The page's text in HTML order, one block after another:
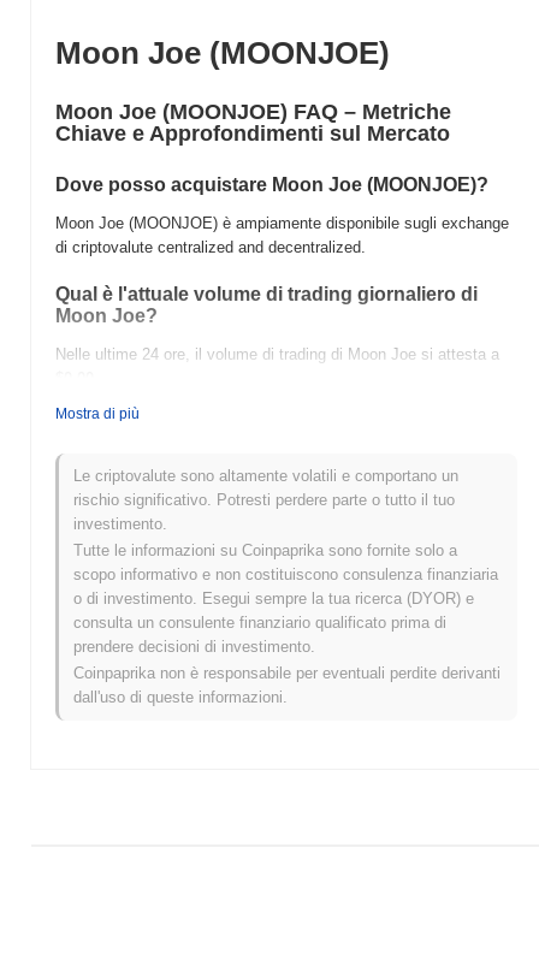
Moon Joe (MOONJOE)
Moon Joe (MOONJOE) FAQ – Metriche
Chiave e Approfondimenti sul Mercato
Dove posso acquistare Moon Joe (MOONJOE)?
Moon Joe (MOONJOE) è ampiamente disponibile sugli exchange
di criptovalute centralized and decentralized.
Qual è l'attuale volume di trading giornaliero di
Moon Joe?
Nelle ultime 24 ore, il volume di trading di Moon Joe si attesta a
Qual è lo storico della fascia di prezzo di Moon
Massimo Storico (ATH):$0.00000228
Minimo Storico (ATL): $0.00
Moon Joe è attualmente scambiato~1.00%al di sotto del suo
ATH .
Come si sta comportando Moon Joe rispetto al
mercato crypto più ampio?
Negli ultimi 7 giorni, Moon Joe ha guadagnato
mercato crypto complessivo che ha registrato un calo del
Mostra di più
Le criptovalute sono altamente volatili e comportano un
rischio significativo. Potresti perdere parte o tutto il tuo
investimento.
Tutte le informazioni su Coinpaprika sono fornite solo a
scopo informativo e non costituiscono consulenza finanziaria
o di investimento. Esegui sempre la tua ricerca (DYOR) e
consulta un consulente finanziario qualificato prima di
prendere decisioni di investimento.
Coinpaprika non è responsabile per eventuali perdite derivanti
dall'uso di queste informazioni.